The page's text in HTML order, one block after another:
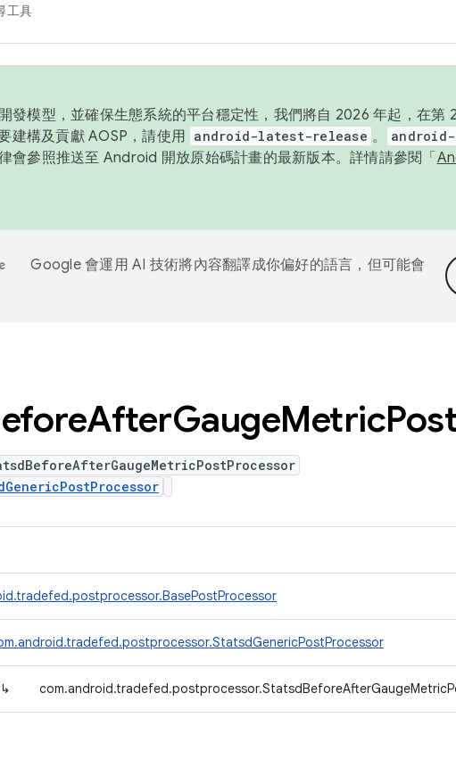
工具
發模型，並確保生態系統的平台穩定性，我們將自 2026 年起，在第
建構及貢獻 AOSP，請使用 android-latest-release 。
會參照推送至 Android 開放原始碼計畫的最新版本。詳情請參閱「
Google 會運用 AI 技術將內容翻譯成你偏好的語言，但可能會
AfterGaugeMetric